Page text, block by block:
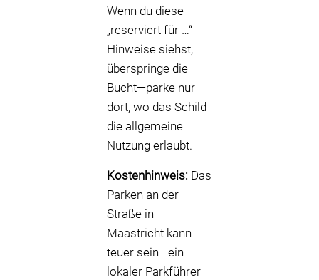
Wenn du diese
„reserviert für …“
Hinweise siehst,
überspringe die
Bucht—parke nur
dort, wo das Schild
die allgemeine
Nutzung erlaubt.
Kostenhinweis: Das
Parken an der
Straße in
Maastricht kann
teuer sein—ein
lokaler Parkführer